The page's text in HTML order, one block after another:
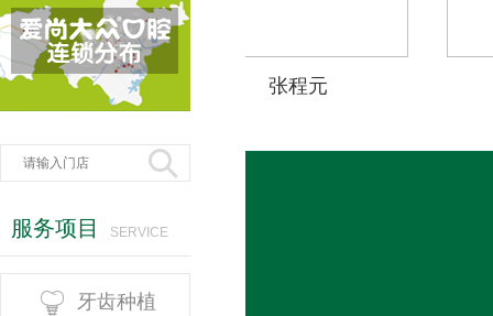

服务项目 SERVICE
 牙齿种植
群 张程元